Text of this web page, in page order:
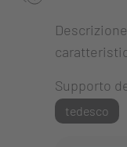
Supporto
tedesco